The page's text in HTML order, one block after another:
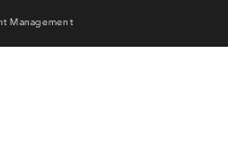
(behalve tijdens